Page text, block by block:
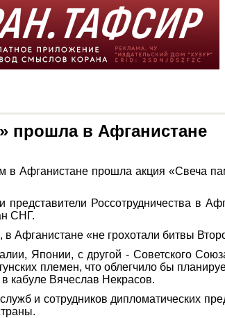
прошла в Афганистане
в Афганистане прошла акция «Свеча
представители Россотрудничества в
СНГ.
в Афганистане «не грохотали битвы
Японии, с другой - Советского
племен, что облегчило бы
кабуле Вячеслав Некрасов.
и сотрудников дипломатических